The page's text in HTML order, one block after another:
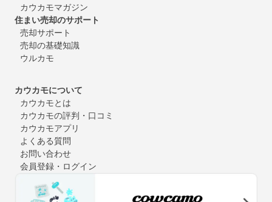
カウカモマガジン
住まい売却のサポート
売却サポート
売却の基礎知識
ウルカモ
カウカモについて
カウカモとは
カウカモの評判・口コミ
カウカモアプリ
よくある質問
お問い合わせ
会員登録・ログイン